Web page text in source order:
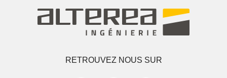
RETROUVEZ NOUS SUR